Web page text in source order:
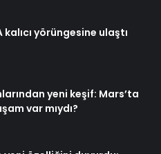
kalıcı yörüngesine ulaştı
yeni keşif: Mars’ta
var mıydı?